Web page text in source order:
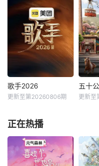
歌手2026
更新至第20260806期
五十
更新至
正在热播